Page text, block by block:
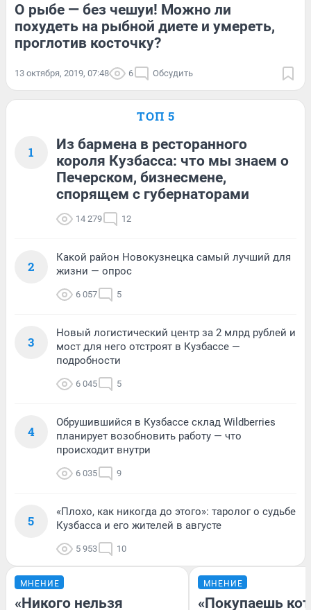
О рыбе — без чешуи! Можно ли
похудеть на рыбной диете и умереть,
проглотив косточку?
13 октября, 2019, 07:48 6 Обсудить
ТОП 5
1
Из бармена в ресторанного
короля Кузбасса: что мы знаем о
Печерском, бизнесмене,
спорящем с губернаторами
14 279 12
2
Какой район Новокузнецка самый лучший для
жизни — опрос
6 057 5
3
Новый логистический центр за 2 млрд рублей и
мост для него отстроят в Кузбассе —
подробности
6 045 5
4
Обрушившийся в Кузбассе склад Wildberries
планирует возобновить работу — что
происходит внутри
6 035 9
5
«Плохо, как никогда до этого»: таролог о судьбе
Кузбасса и его жителей в августе
5 953 10
МНЕНИЕ
«Никого нельзя
МНЕНИЕ
«Покупаешь